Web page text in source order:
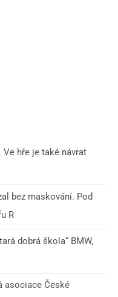
hře je také návrat
bez maskování. Pod
R
dobrá škola“ BMW,
asociace České